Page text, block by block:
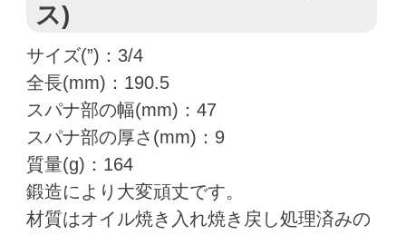
ス)
サイズ(”)：3/4
全長(mm)：190.5
スパナ部の幅(mm)：47
スパナ部の厚さ(mm)：9
質量(g)：164
鍛造により大変頑丈です。
材質はオイル焼き入れ焼き戻し処理済みの